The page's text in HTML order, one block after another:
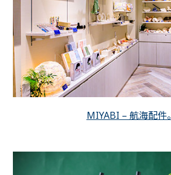
MIYABI – 航海配件。